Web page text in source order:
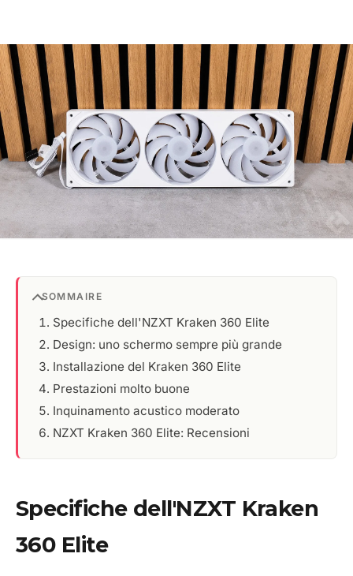
SOMMAIRE
Specifiche dell'NZXT Kraken 360 Elite
Design: uno schermo sempre più grande
Installazione del Kraken 360 Elite
Prestazioni molto buone
Inquinamento acustico moderato
NZXT Kraken 360 Elite: Recensioni
Specifiche dell'NZXT Kraken
360 Elite